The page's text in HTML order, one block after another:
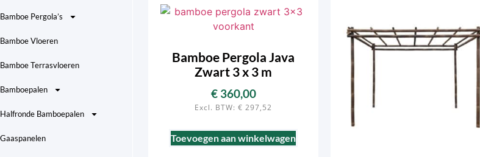
Bamboe Pergola’s
Bamboe Vloeren
Bamboe Terrasvloeren
Bamboepalen
Halfronde Bamboepalen
Gaaspanelen
Bamboe Pergola Java
Zwart 3 x 3 m
€360,00
Excl. BTW:€ 297,52
Toevoegen aan winkelwagen